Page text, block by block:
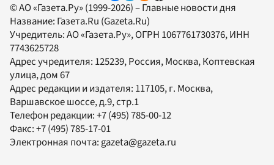
© АО «Газета.Ру» (1999-2026) – Главные новости дня
Название: Газета.Ru (Gazeta.Ru)
Учредитель:АО «Газета.Ру», ОГРН 1067761730376, ИНН
7743625728
Адрес учредителя: 125239, Россия, Москва, Коптевская
улица, дом 67
Адрес редакции и издателя: 117105, г. Москва,
Варшавское шоссе, д.9, стр.1
Телефон редакции:+7 (495) 785-00-12
Факс:+7 (495) 785-17-01
Электронная почта:gazeta@gazeta.ru